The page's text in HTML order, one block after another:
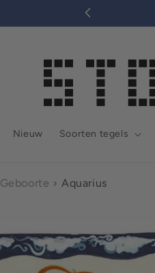
Nieuw Soorten tegels
Geboorte Aquarius